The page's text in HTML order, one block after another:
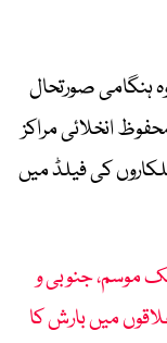
ہنگامی صورتحال
انخلائی مراکز
کی فیلڈ میں
موسم، جنوبی و
میں بارش کا